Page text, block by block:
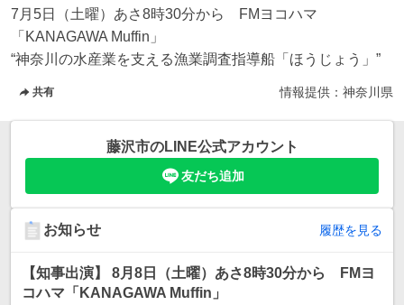
7月5日（土曜）あさ8時30分から　FMヨコハマ
「KANAGAWA Muffin」
“神奈川の水産業を支える漁業調査指導船「ほうじょう」”
共有 情報提供： 神奈川県
藤沢市のLINE公式アカウント
友だち追加
お知らせ 履歴を見る
【知事出演】 8月8日（土曜）あさ8時30分から FMヨ
コハマ「KANAGAWA Muffin」